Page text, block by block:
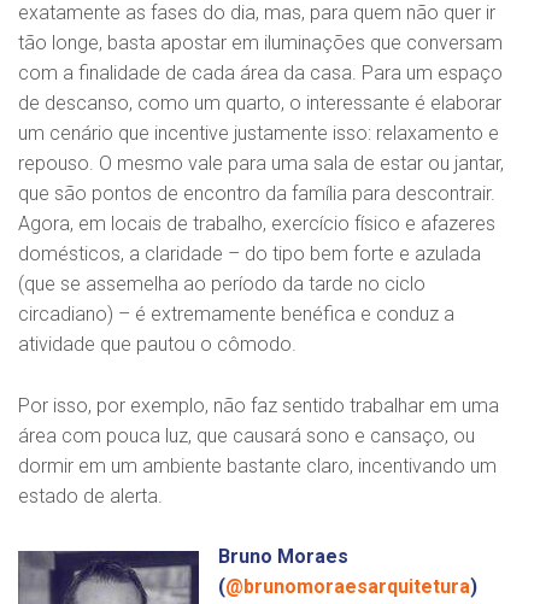
exatamente as fases do dia, mas, para quem não quer ir
tão longe, basta apostar em iluminações que conversam
com a finalidade de cada área da casa. Para um espaço
de descanso, como um quarto, o interessante é elaborar
um cenário que incentive justamente isso: relaxamento e
repouso. O mesmo vale para uma sala de estar ou jantar,
que são pontos de encontro da família para descontrair.
Agora, em locais de trabalho, exercício físico e afazeres
domésticos, a claridade – do tipo bem forte e azulada
(que se assemelha ao período da tarde no ciclo
circadiano) – é extremamente benéfica e conduz a
atividade que pautou o cômodo.
Por isso, por exemplo, não faz sentido trabalhar em uma
área com pouca luz, que causará sono e cansaço, ou
dormir em um ambiente bastante claro, incentivando um
estado de alerta.
Bruno Moraes
(@brunomoraesarquitetura)